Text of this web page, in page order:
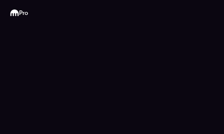
Kraken
Pro